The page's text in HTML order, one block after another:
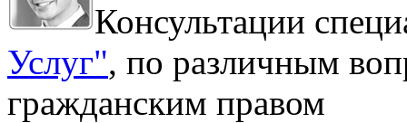
Консультации
Услуг", по различным
гражданским правом